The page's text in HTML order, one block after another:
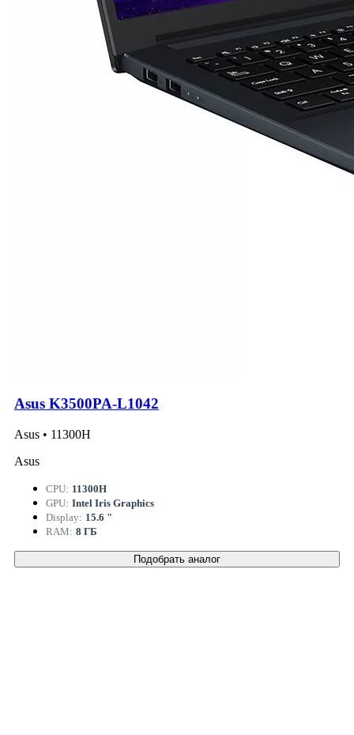
Asus K3500PA-L1042
Asus • 11300H
Asus
CPU: 11300H
GPU: Intel Iris Graphics
Display: 15.6 "
RAM: 8 ГБ
Подобрать аналог